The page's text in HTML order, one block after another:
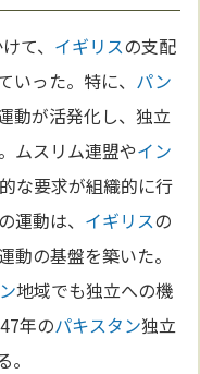
て、 イギリスの支配
いった。特に、 パン
動が活発化し、独立
ムスリム連盟やイン
的な要求が組織的に行
運動は、 イギリスの
動の基盤を築いた。
地域でも独立への機
年のパキスタン独立